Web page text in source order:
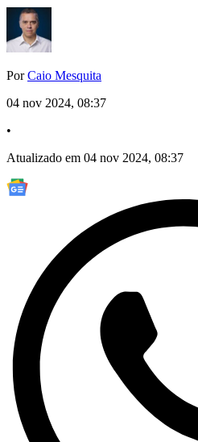
PorCaio Mesquita
04 nov 2024, 08:37
•
Atualizado em 04 nov 2024, 08:37